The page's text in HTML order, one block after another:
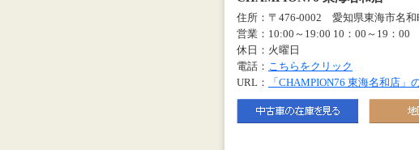
住所：〒476-0002 愛知県東海市名和
営業：10:00～19:00 10：00～19：00
休日：火曜日
電話： こちらをクリック
URL：
「CHAMPION76 東海名和店」